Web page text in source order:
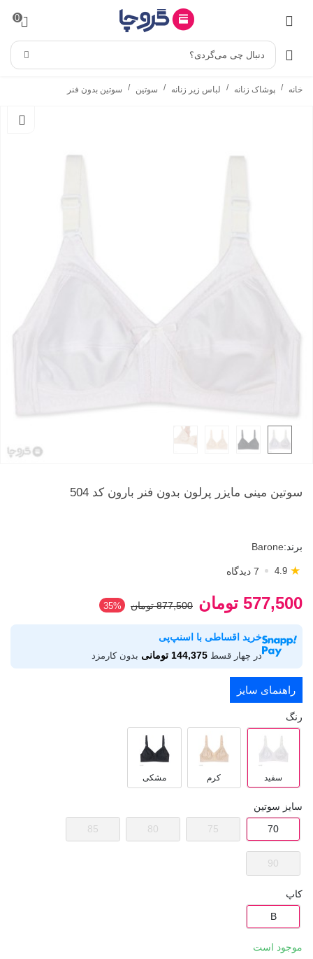
0
دنبال چی می‌گردی؟
خانه / پوشاک زنانه / لباس زیر زنانه / سوتین / سوتین بدون فنر
سوتین مینی مایزر پرلون بدون فنر بارون کد 504
برند:Barone
4.9 ★ 7 دیدگاه
577,500 تومان 877,500 تومان 35%
خرید اقساطی با اسنپ‌پی
در چهار قسط 144,375 تومانی بدون کارمزد
راهنمای سایز
رنگ
سفید کرم مشکی
سایز سوتین
70
75
80
85
90
کاپ
B
موجود است